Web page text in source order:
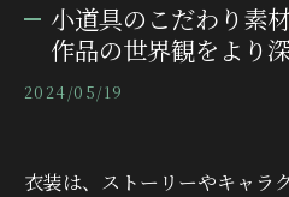
小道具のこだわり素
作品の世界観をより
2024/05/19
衣装は、ストーリーやキャラ